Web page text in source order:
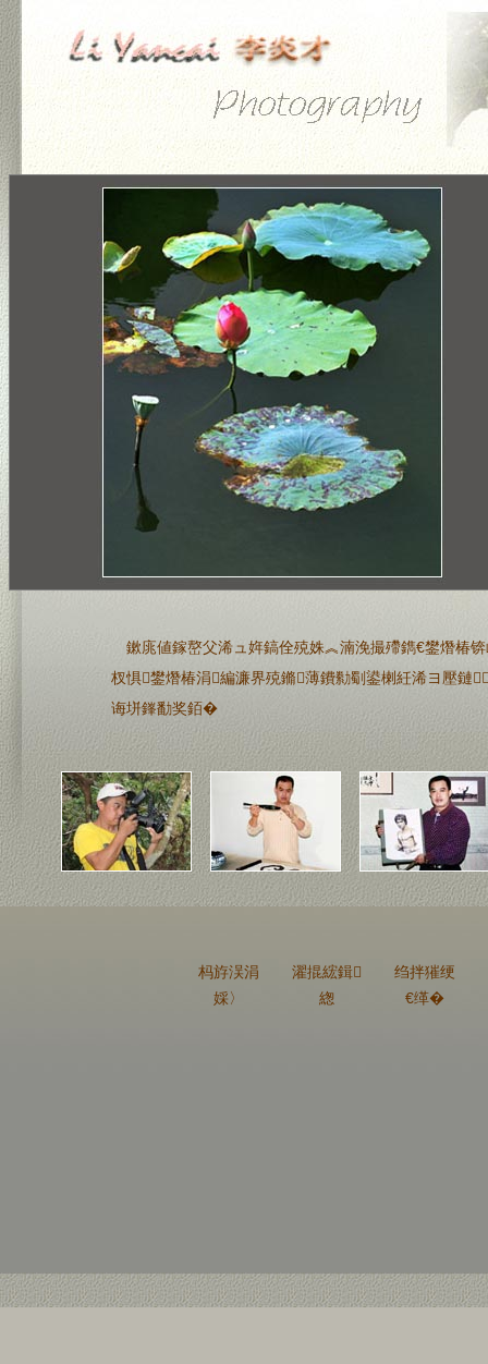
鏉庣値鎵嶅父浠ュ姩鎬佺殑姝︽湳浼撮殢鐫€鐢熸椿
杈惧鐢熸椿涓編濂界殑鏅薄鐨勬劅鍙楋紝浠ヨ壓鏈
诲垪鎽勫奖銆�
杩斿洖涓
婇〉
濯掍綋鍓
緫
绉拌獕绠
€缂�